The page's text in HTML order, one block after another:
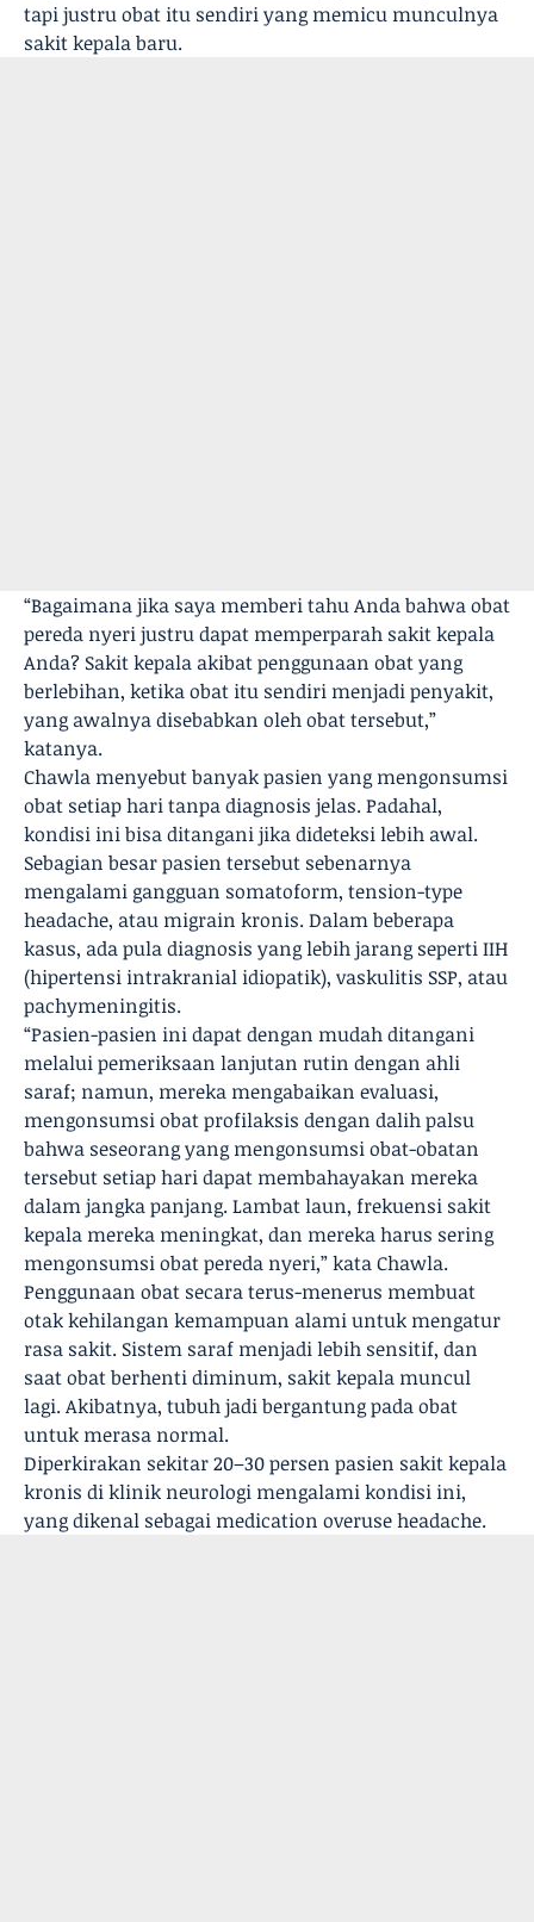
tapi justru obat itu sendiri yang memicu munculnya
sakit kepala baru.
“Bagaimana jika saya memberi tahu Anda bahwa obat
pereda nyeri justru dapat memperparah sakit kepala
Anda? Sakit kepala akibat penggunaan obat yang
berlebihan, ketika obat itu sendiri menjadi penyakit,
yang awalnya disebabkan oleh obat tersebut,”
katanya.
Chawla menyebut banyak pasien yang mengonsumsi
obat setiap hari tanpa diagnosis jelas. Padahal,
kondisi ini bisa ditangani jika dideteksi lebih awal.
Sebagian besar pasien tersebut sebenarnya
mengalami gangguan somatoform, tension-type
headache, atau migrain kronis. Dalam beberapa
kasus, ada pula diagnosis yang lebih jarang seperti IIH
(hipertensi intrakranial idiopatik), vaskulitis SSP, atau
pachymeningitis.
“Pasien-pasien ini dapat dengan mudah ditangani
melalui pemeriksaan lanjutan rutin dengan ahli
saraf; namun, mereka mengabaikan evaluasi,
mengonsumsi obat profilaksis dengan dalih palsu
bahwa seseorang yang mengonsumsi obat-obatan
tersebut setiap hari dapat membahayakan mereka
dalam jangka panjang. Lambat laun, frekuensi sakit
kepala mereka meningkat, dan mereka harus sering
mengonsumsi obat pereda nyeri,” kata Chawla.
Penggunaan obat secara terus-menerus membuat
otak kehilangan kemampuan alami untuk mengatur
rasa sakit. Sistem saraf menjadi lebih sensitif, dan
saat obat berhenti diminum, sakit kepala muncul
lagi. Akibatnya, tubuh jadi bergantung pada obat
untuk merasa normal.
Diperkirakan sekitar 20–30 persen pasien sakit kepala
kronis di klinik neurologi mengalami kondisi ini,
yang dikenal sebagai medication overuse headache.